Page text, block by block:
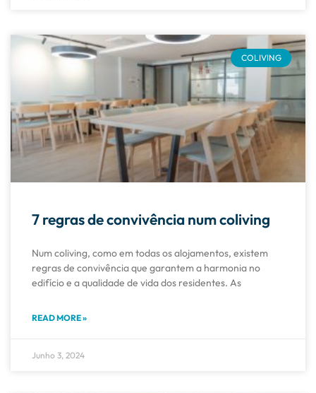
COLIVING
7 regras de convivência num coliving
Num coliving, como em todas os alojamentos, existem
regras de convivência que garantem a harmonia no
edifício e a qualidade de vida dos residentes. As
READ MORE »
Junho 3, 2024